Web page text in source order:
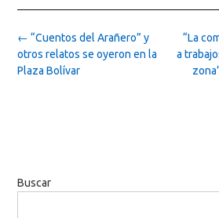
Post
navigation
“La
a
← “Cuentos del Arañero” y
otros relatos se oyeron en la
Plaza Bolívar
Buscar